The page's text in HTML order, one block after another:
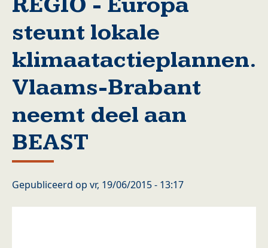
steunt lokale
klimaatactieplannen.
Vlaams-Brabant
neemt deel aan
BEAST
Gepubliceerd op vr, 19/06/2015 - 13:17